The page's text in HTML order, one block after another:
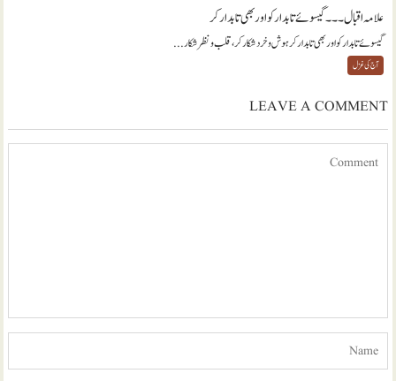
علامہ اقبال ۔۔۔ گیسوئے تابدار کو اور بھی تابدار کر
گیسوئے تابدار کو اور بھی تابدار کر ہوش و خرد شکار کر، قلب و نظر شکار...
آج کی غزل
LEAVE A COMMENT